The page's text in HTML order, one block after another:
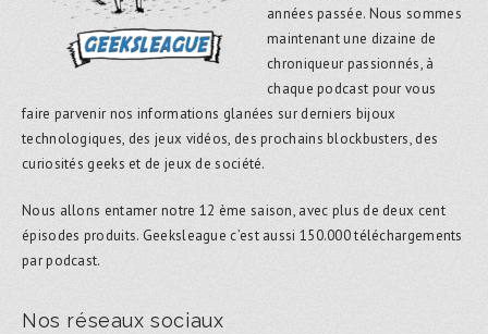
années passée. Nous sommes
maintenant une dizaine de
chroniqueur passionnés, à
chaque podcast pour vous
faire parvenir nos informations glanées sur derniers bijoux
technologiques, des jeux vidéos, des prochains blockbusters, des
curiosités geeks et de jeux de société.
Nous allons entamer notre 12 ème saison, avec plus de deux cent
épisodes produits. Geeksleague c’est aussi 150.000 téléchargements
par podcast.
Nos réseaux sociaux